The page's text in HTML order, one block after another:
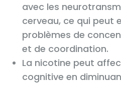
avec les
cerveau, ce qui peut
problèmes de
et de coordination.
La nicotine peut
cognitive en